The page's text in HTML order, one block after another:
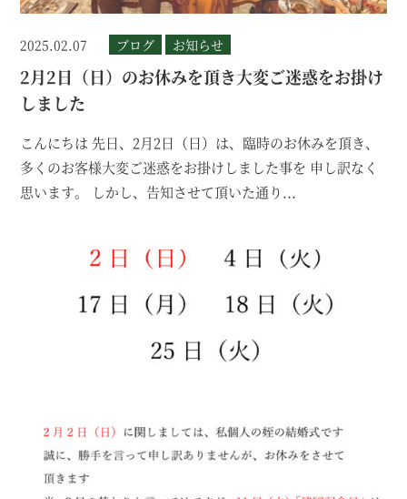
2025.02.07 ブログ お知らせ
2月2日（日）のお休みを頂き大変ご迷惑をお掛け
しました
こんにちは 先日、2月2日（日）は、臨時のお休みを頂き、
多くのお客様大変ご迷惑をお掛けしました事を 申し訳なく
思います。 しかし、告知させて頂いた通り...